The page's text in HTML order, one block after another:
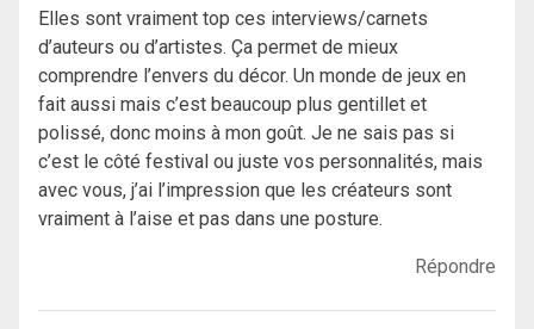
Elles sont vraiment top ces interviews/carnets
d’auteurs ou d’artistes. Ça permet de mieux
comprendre l’envers du décor. Un monde de jeux en
fait aussi mais c’est beaucoup plus gentillet et
polissé, donc moins à mon goût. Je ne sais pas si
c’est le côté festival ou juste vos personnalités, mais
avec vous, j’ai l’impression que les créateurs sont
vraiment à l’aise et pas dans une posture.
Répondre